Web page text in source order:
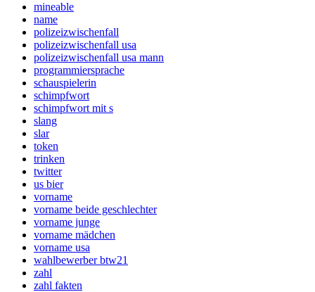
mineable
name
polizeizwischenfall
polizeizwischenfall usa
polizeizwischenfall usa mann
programmiersprache
schauspielerin
schimpfwort
schimpfwort mit s
slang
slar
token
trinken
twitter
us bier
vorname
vorname beide geschlechter
vorname junge
vorname mädchen
vorname usa
wahlbewerber btw21
zahl
zahl fakten